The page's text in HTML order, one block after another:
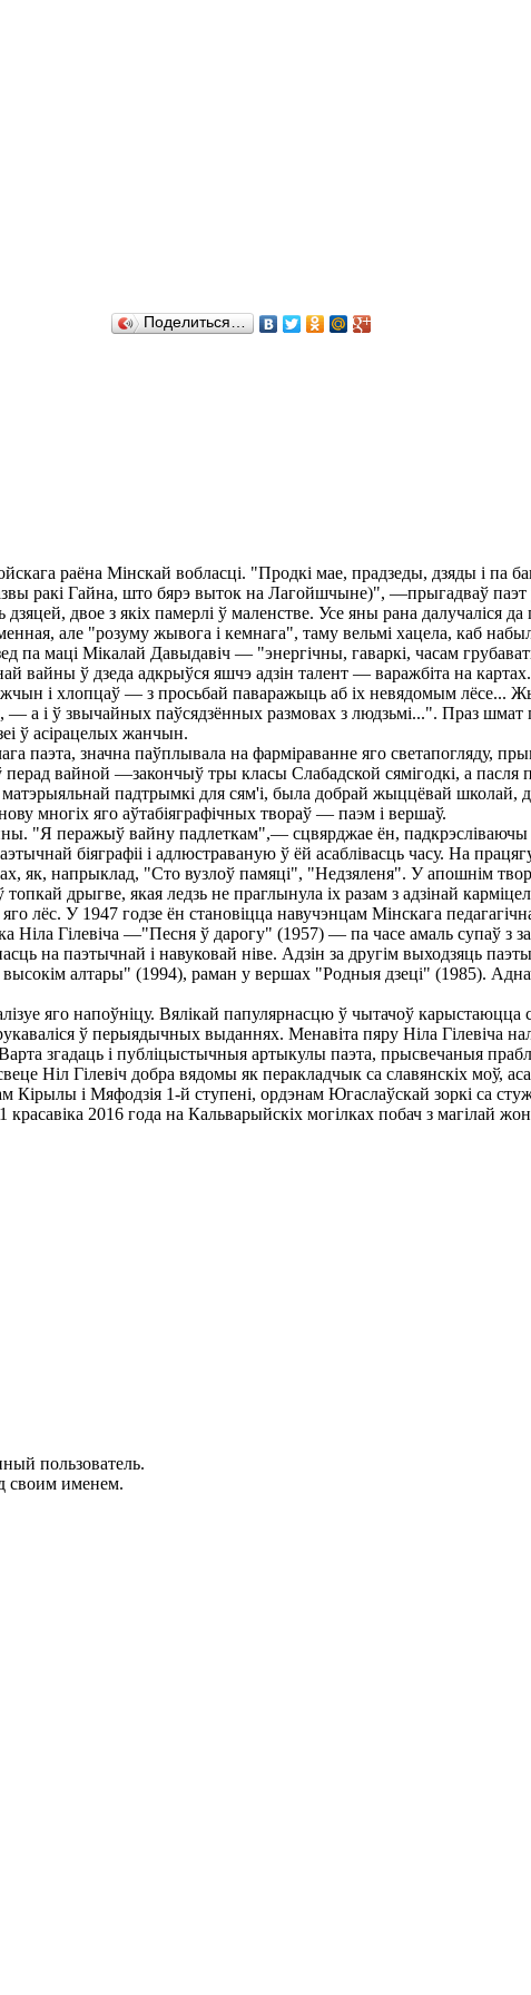
Поделиться…
раёна Мінскай вобласці. "Продкі мае, прадзеды, дзяды і па
ракі Гайна, што бярэ выток на Лагойшчыне)", —прыгадваў паэт
двое з якіх памерлі ў маленстве. Усе яны рана далучаліся
але "розуму жывога і кемнага", таму вельмі хацела, каб
па маці Мікалай Давыдавіч — "энергічны, гаваркі, часам
вайны ў дзеда адкрыўся яшчэ адзін талент — варажбіта на
і хлопцаў — з просьбай паваражыць аб іх невядомым лёсе...
— а і ў звычайных паўсядзённых размовах з людзьмі...". Праз
ў асірацелых жанчын.
паэта, значна паўплывала на фарміраванне яго светапогляду,
вайной —закончыў тры класы Слабадской сямігодкі, а
падтрымкі для сям'і, была добрай жыццёвай школай,
многіх яго аўтабіяграфічных твораў — паэм і вершаў.
"Я перажыў вайну падлеткам",— сцвярджае ён,
біяграфіі і адлюстраваную ў ёй асаблівасць часу. На
як, напрыклад, "Сто вузлоў памяці", "Недзяленя". У апошнім
топкай дрыгве, якая ледзь не праглынула іх разам з адзінай
лёс. У 1947 годзе ён становіцца навучэнцам Мінскага
Ніла Гілевіча —"Песня ў дарогу" (1957) — па часе амаль супаў з
на паэтычнай і навуковай ніве. Адзін за другім выходзяць
алтары" (1994), раман у вершах "Родныя дзеці" (1985).
яго напоўніцу. Вялікай папулярнасцю ў чытачоў
ў перыядычных выданнях. Менавіта пяру Ніла
згадаць і публіцыстычныя артыкулы паэта, прысвечаныя
Ніл Гілевіч добра вядомы як перакладчык са славянскіх моў,
і Мяфодзія 1-й ступені, ордэнам Югаслаўскай зоркі са
2016 года на Кальварыйскіх могілках побач з магілай
пользователь.
своим именем.